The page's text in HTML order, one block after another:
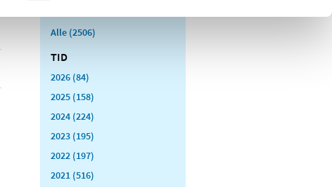
Alle (2506)
TID
2026 (84)
2025 (158)
2024 (224)
2023 (195)
2022 (197)
2021 (516)